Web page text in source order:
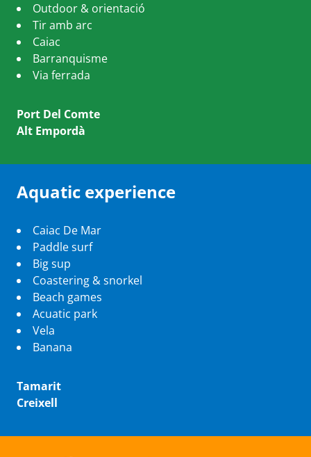
Outdoor & orientació
Tir amb arc
Caiac
Barranquisme
Via ferrada
Port Del Comte
Alt Empordà
Aquatic experience
Caiac De Mar
Paddle surf
Big sup
Coastering & snorkel
Beach games
Acuatic park
Vela
Banana
Tamarit
Creixell